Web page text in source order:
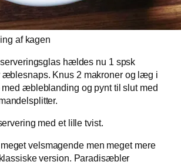
af kagen
hældes nu 1 spsk
Knus 2 makroner og læg i
med æbleblanding og pynt til slut med
med et lille tvist.
velsmagende men meget mere
version. Paradisæbler